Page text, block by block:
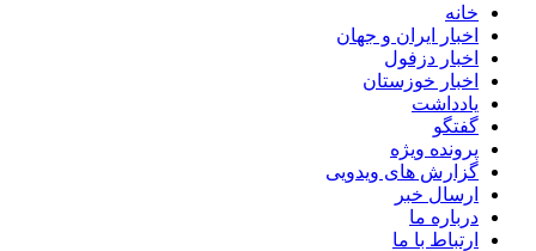
خانه
اخبار ایران و جهان
اخبار دزفول
اخبار خوزستان
یادداشت
گفتگو
پرونده ویژه
گزارش های ویدویی
ارسال خبر
درباره ما
ارتباط با ما